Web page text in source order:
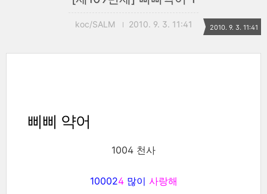
koc/SALM 2010. 9. 3. 11:41 2010. 9. 3. 11:41
삐삐 약어
1004 천사
100024 많이 사랑해